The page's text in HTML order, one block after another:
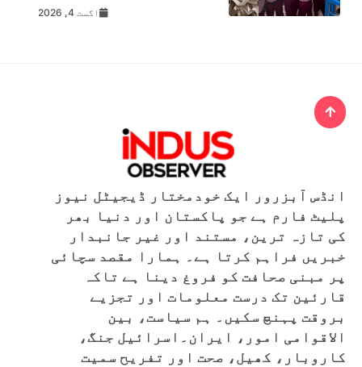
اگست 4, 2026
انڈس آبزرور ایک خودمختار ڈیجیٹل نیوز
پلیٹ فارم ہے جو پاکستان اور دنیا بھر
کی تازہ ترین، مستند اور غیر جانبدار
خبریں فراہم کرتا ہے۔ ہمارا مقصد سچائی
پر مبنی صحافت کو فروغ دینا ہے تاکہ
قارئین تک درست معلومات اور تجزیے
بروقت پہنچ سکیں۔ ہم سیاست، بین
الاقوامی امور، ایران۔اسرائیل جنگ،
کاروبار، کھیل، صحت اور تفریح سمیت